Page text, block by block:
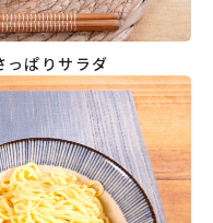
っぱりサラダ